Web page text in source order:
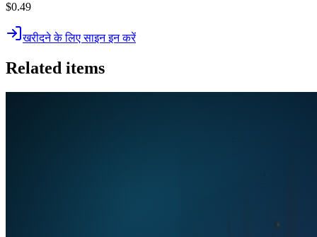
$0.49
खरीदने के लिए साइन इन करें
Related items